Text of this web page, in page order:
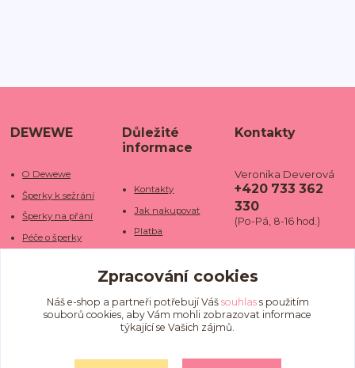
DEWEWE
O Dewewe
Šperky k sežrání
Šperky na přání
Péče o šperky
Kamenné obchody
Fotogalerie
Důležité
informace
Kontakty
Jak nakupovat
Platba
Doba dodání
Doprava
Obchodní podmínky
Ochrana osobních
Kontakty
Veronika Deverová
+420 733 362
330
(Po-Pá, 8-16 hod.)
we.cz
Zpracování cookies
Náš e-shop a partneři potřebují Váš souhlass použitím
souborů cookies, aby Vám mohli zobrazovat informace
týkající se Vašich zájmů.